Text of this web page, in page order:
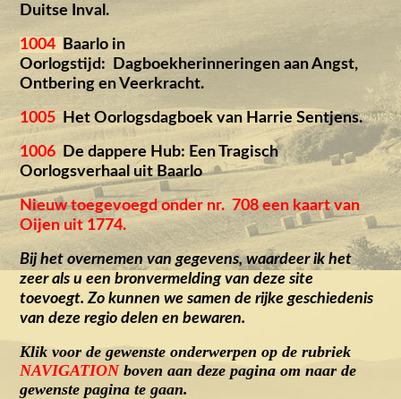
Duitse Inval.
1004
Baarlo in
Oorlogstijd: Dagboekherinneringen aan Angst,
Ontbering en Veerkracht.
1005 Het Oorlogsdagboek van Harrie Sentjens.
1006 De dappere Hub: Een Tragisch
Oorlogsverhaal uit Baarlo
Nieuw toegevoegd onder nr. 708 een kaart van
Oijen uit 1774.
Bij het overnemen van gegevens, waardeer ik het
zeer als u een bronvermelding van deze site
toevoegt. Zo kunnen we samen de rijke geschiedenis
van deze regio delen en bewaren.
Klik voor de gewenste onderwerpen op de rubriek
NAVIGATIONboven aan deze pagina om naar de
gewenste pagina te gaan.